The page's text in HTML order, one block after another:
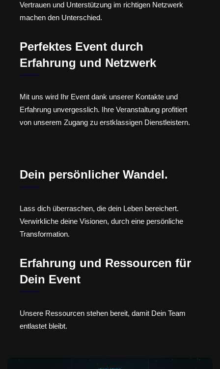
Vertrauen und Unterstützung im richtigen Netzwerk
machen den Unterschied.
Perfektes Event durch
Erfahrung und Netzwerk
Mit uns wird Ihr Event dank unserer Kontakte und
Erfahrung unvergesslich. Ihre Veranstaltung profitiert
von unserem Zugang zu erstklassigen Dienstleistern.
Dein persönlicher Wandel.
Lass dich überraschen, die dein Leben bereichert.
Verwirkliche deine Visionen, durch eine persönliche
Transformation.
Erfahrung und Ressourcen für
Dein Event
Unsere Ressourcen stehen bereit, damit Dein Team
entlastet bleibt.